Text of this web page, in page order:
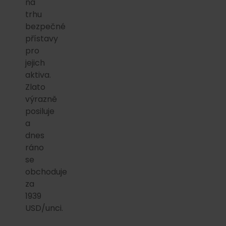
trhu
bezpečné
přístavy
pro
jejich
aktiva.
Zlato
výrazně
posiluje
a
dnes
ráno
se
obchoduje
za
1939
USD/unci.